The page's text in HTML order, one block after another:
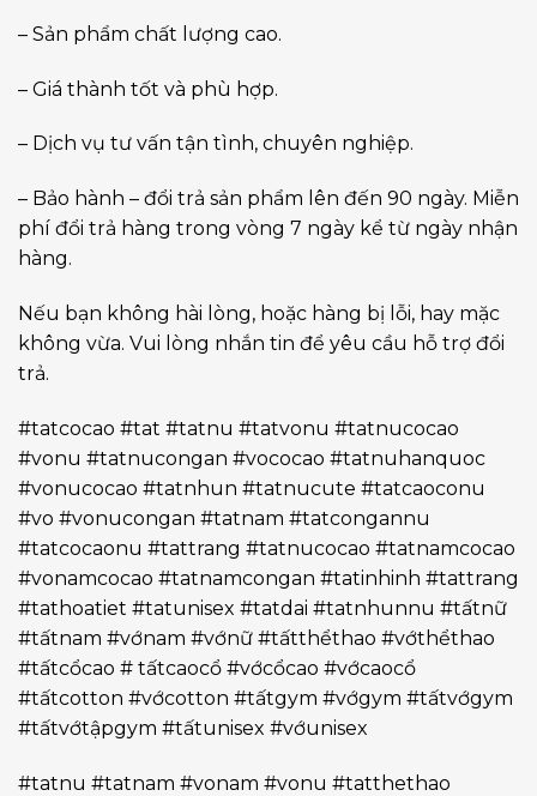
– Sản phẩm chất lượng cao.
– Giá thành tốt và phù hợp.
– Dịch vụ tư vấn tận tình, chuyên nghiệp.
– Bảo hành – đổi trả sản phẩm lên đến 90 ngày. Miễn
phí đổi trả hàng trong vòng 7 ngày kể từ ngày nhận
hàng.
Nếu bạn không hài lòng, hoặc hàng bị lỗi, hay mặc
không vừa. Vui lòng nhắn tin để yêu cầu hỗ trợ đổi
trả.
#tatcocao #tat #tatnu #tatvonu #tatnucocao
#vonu #tatnucongan #vococao #tatnuhanquoc
#vonucocao #tatnhun #tatnucute #tatcaoconu
#vo #vonucongan #tatnam #tatcongannu
#tatcocaonu #tattrang #tatnucocao #tatnamcocao
#vonamcocao #tatnamcongan #tatinhinh #tattrang
#tathoatiet #tatunisex #tatdai #tatnhunnu #tấtnữ
#tấtnam #vớnam #vớnữ #tấtthểthao #vớthểthao
#tấtcổcao # tấtcaocổ #vớcổcao #vớcaocổ
#tấtcotton #vớcotton #tấtgym #vớgym #tấtvớgym
#tấtvớtậpgym #tấtunisex #vớunisex
#tatnu #tatnam #vonam #vonu #tatthethao